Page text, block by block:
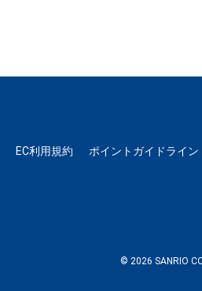
EC利用規約 ポイントガイドライン
© 2026 SANRIO